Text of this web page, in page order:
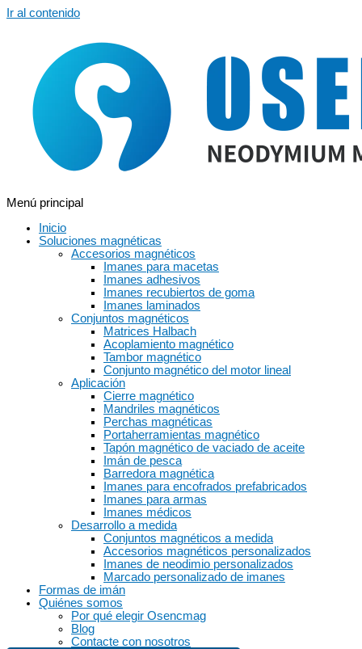
Ir al contenido
Menú principal
Inicio
Soluciones magnéticas
Accesorios magnéticos
Imanes para macetas
Imanes adhesivos
Imanes recubiertos de goma
Imanes laminados
Conjuntos magnéticos
Matrices Halbach
Acoplamiento magnético
Tambor magnético
Conjunto magnético del motor lineal
Aplicación
Cierre magnético
Mandriles magnéticos
Perchas magnéticas
Portaherramientas magnético
Tapón magnético de vaciado de aceite
Imán de pesca
Barredora magnética
Imanes para encofrados prefabricados
Imanes para armas
Imanes médicos
Desarrollo a medida
Conjuntos magnéticos a medida
Accesorios magnéticos personalizados
Imanes de neodimio personalizados
Marcado personalizado de imanes
Formas de imán
Quiénes somos
Por qué elegir Osencmag
Blog
Contacte con nosotros